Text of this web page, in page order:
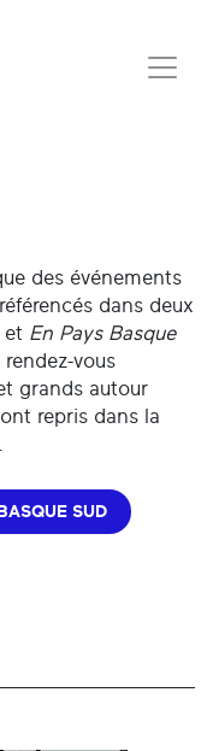
des événements
dans deux
et En Pays Basque
vous
grands autour
repris dans la
SUD